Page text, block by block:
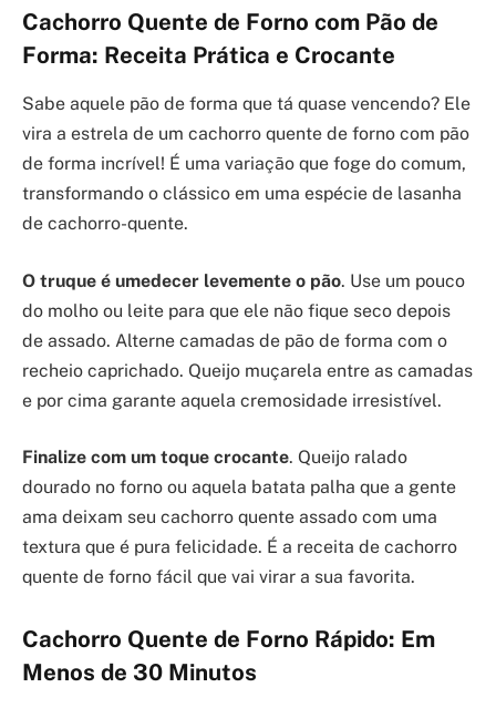
Cachorro Quente de Forno com Pão de
Forma: Receita Prática e Crocante
Sabe aquele pão de forma que tá quase vencendo? Ele
vira a estrela de um cachorro quente de forno com pão
de forma incrível! É uma variação que foge do comum,
transformando o clássico em uma espécie de lasanha
de cachorro-quente.
O truque é umedecer levemente o pão. Use um pouco
do molho ou leite para que ele não fique seco depois
de assado. Alterne camadas de pão de forma com o
recheio caprichado. Queijo muçarela entre as camadas
e por cima garante aquela cremosidade irresistível.
Finalize com um toque crocante. Queijo ralado
dourado no forno ou aquela batata palha que a gente
ama deixam seu cachorro quente assado com uma
textura que é pura felicidade. É a receita de cachorro
quente de forno fácil que vai virar a sua favorita.
Cachorro Quente de Forno Rápido: Em
Menos de 30 Minutos